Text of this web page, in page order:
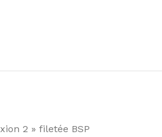
2 » filetée BSP